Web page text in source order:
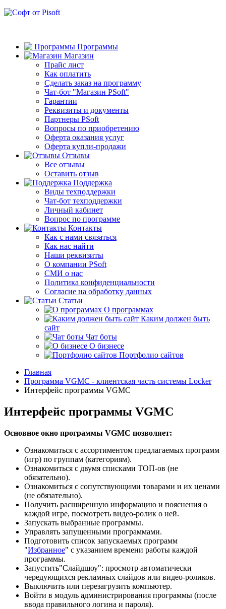
Программы
Магазин
Прайс лист
Как оплатить
Сделать заказ на программу
Чат-бот "Магазин PSoft"
Гарантии
Реквизиты и документы
Партнеры PSoft
Вопросы по приобретению
Оферта оказания услуг
Оферта купли-продажи
Отзывы
Все отзывы
Оставить отзыв
Поддержка
Виды техподдержки
Чат-бот техподдержки
Личный кабинет
Вопрос по программе
Контакты
Как с нами связаться
Как нас найти
Наши реквизиты
О компании PSoft
СМИ о нас
Политика конфиденциальности
Согласие на обработку данных
Статьи
О программах
Каким должен быть
сайт
Чат боты
О бизнесе
Портфолио сайтов
Главная
Программа VGMC - клиентская часть системы Locker
Интерфейс программы VGMC
Интерфейс программы VGMC
Основное окно программы VGMC позволяет:
Ознакомиться с ассортиментом предлагаемых программ
(игр) по группам (категориям).
Ознакомиться с двумя списками ТОП-ов (не
обязательно).
Ознакомиться с сопутствующими товарами и их ценами
(не обязательно).
Получить расширенную информацию и пояснения о
каждой игре, посмотреть видео-ролик о ней.
Запускать выбранные программы.
Управлять запущенными программами.
Подготовить список запускаемых программ
"Избранное" с указанием времени работы каждой
программы.
Запустить"Слайдшоу": просмотр автоматически
чередующихся рекламных слайдов или видео-роликов.
Выключить или перезагрузить компьютер.
Войти в модуль администрирования программы (после
ввода правильного логина и пароля).